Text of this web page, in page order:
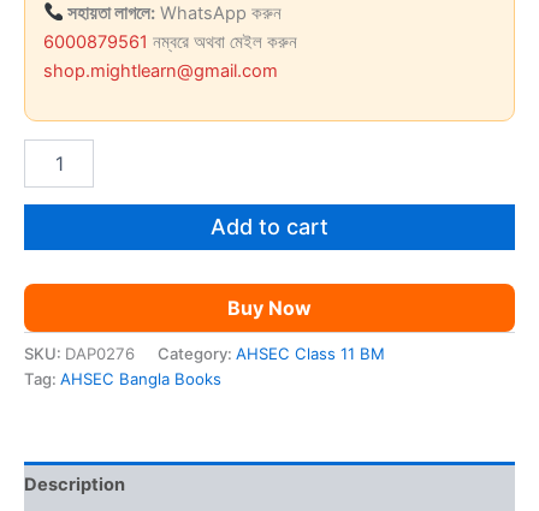
সহায়তা লাগলে:WhatsApp করুন
6000879561 নম্বরে অথবা মেইল করুন
shop.mightlearn@gmail.com
Class
quantity
Add to cart
Buy Now
SKU: DAP0276 Category: AHSEC Class 11 BM
Tag: AHSEC Bangla Books
Description